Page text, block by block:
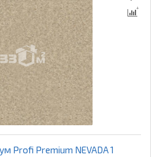
Profi Premium NEVADA 1